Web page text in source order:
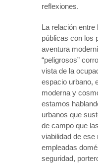
reflexiones.
La relación
públicas con los
aventura
“peligrosos”
vista de la
espacio urbano,
moderna y
estamos
urbanos que
de campo que
viabilidad de ese
empleadas
seguridad,